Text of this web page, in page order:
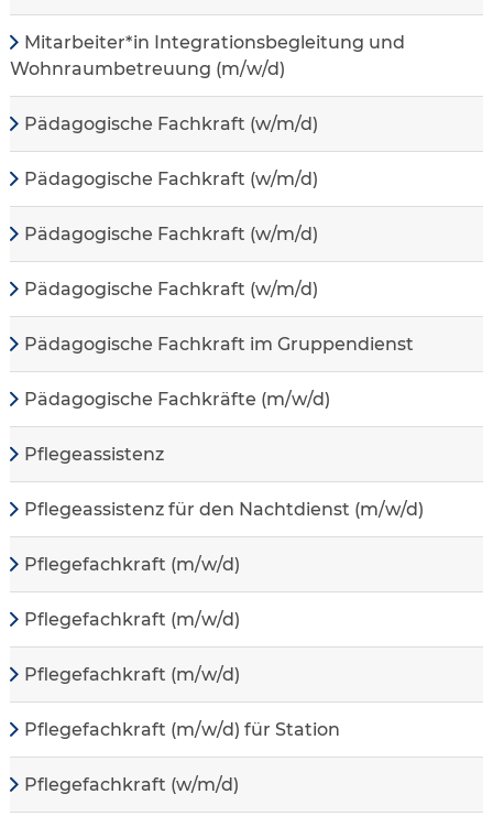
Mitarbeiter*in Integrationsbegleitung und
Wohnraumbetreuung (m/w/d)
Pädagogische Fachkraft (w/m/d)
Pädagogische Fachkraft (w/m/d)
Pädagogische Fachkraft (w/m/d)
Pädagogische Fachkraft (w/m/d)
Pädagogische Fachkraft im Gruppendienst
Pädagogische Fachkräfte (m/w/d)
Pflegeassistenz
Pflegeassistenz für den Nachtdienst (m/w/d)
Pflegefachkraft (m/w/d)
Pflegefachkraft (m/w/d)
Pflegefachkraft (m/w/d)
Pflegefachkraft (m/w/d) für Station
Pflegefachkraft (w/m/d)